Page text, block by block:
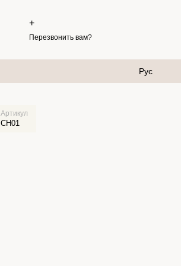
+
Перезвонить вам?
Рус
Артикул
CH01